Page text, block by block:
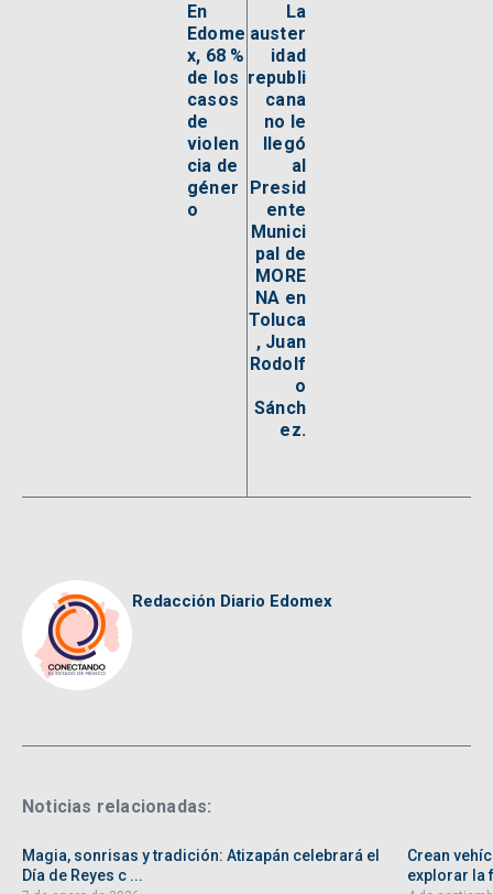
En
Edome
x, 68 %
de los
casos
de
violen
cia de
géner
o
La
auster
idad
republi
cana
no le
llegó
al
Presid
ente
Munici
pal de
MORE
NA en
Toluca
, Juan
Rodolf
o
Sánch
ez.
Redacción Diario Edomex
Noticias relacionadas:
Magia, sonrisas y tradición: Atizapán celebrará el
Día de Reyes c ...
Crean
explorar la